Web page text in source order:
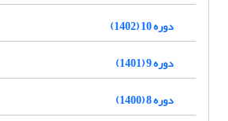
دوره 10 (1402)
دوره 9 (1401)
دوره 8 (1400)